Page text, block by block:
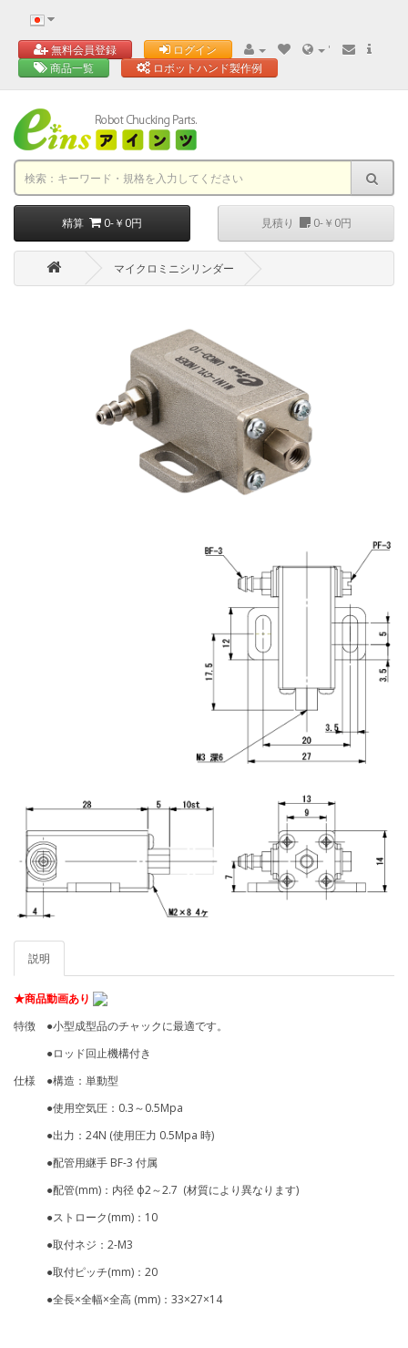
無料会員登録 ログイン
'
商品一覧
ロボットハンド製作例
精算 0-￥0円 見積り 0-￥0円
マイクロミニシリンダー
説明
★商品動画あり
特徴 ●小型成型品のチャックに最適です。
●ロッド回止機構付き
仕様 ●構造：単動型
●使用空気圧：0.3～0.5Mpa
●出力：24N (使用圧力 0.5Mpa 時)
●配管用継手 BF-3 付属
●配管(mm)：内径 ф2～2.7 (材質により異なります)
●ストローク(mm)：10
●取付ネジ：2-M3
●取付ピッチ(mm)：20
●全長×全幅×全高 (mm)：33×27×14